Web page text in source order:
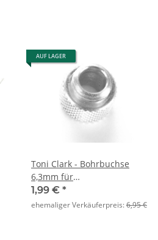
AUF LAGER
Toni Clark - Bohrbuchse
6,3mm für
Stiftscharnierhülsen
1,99 € *
ehemaliger Verkäuferpreis:6,95 €